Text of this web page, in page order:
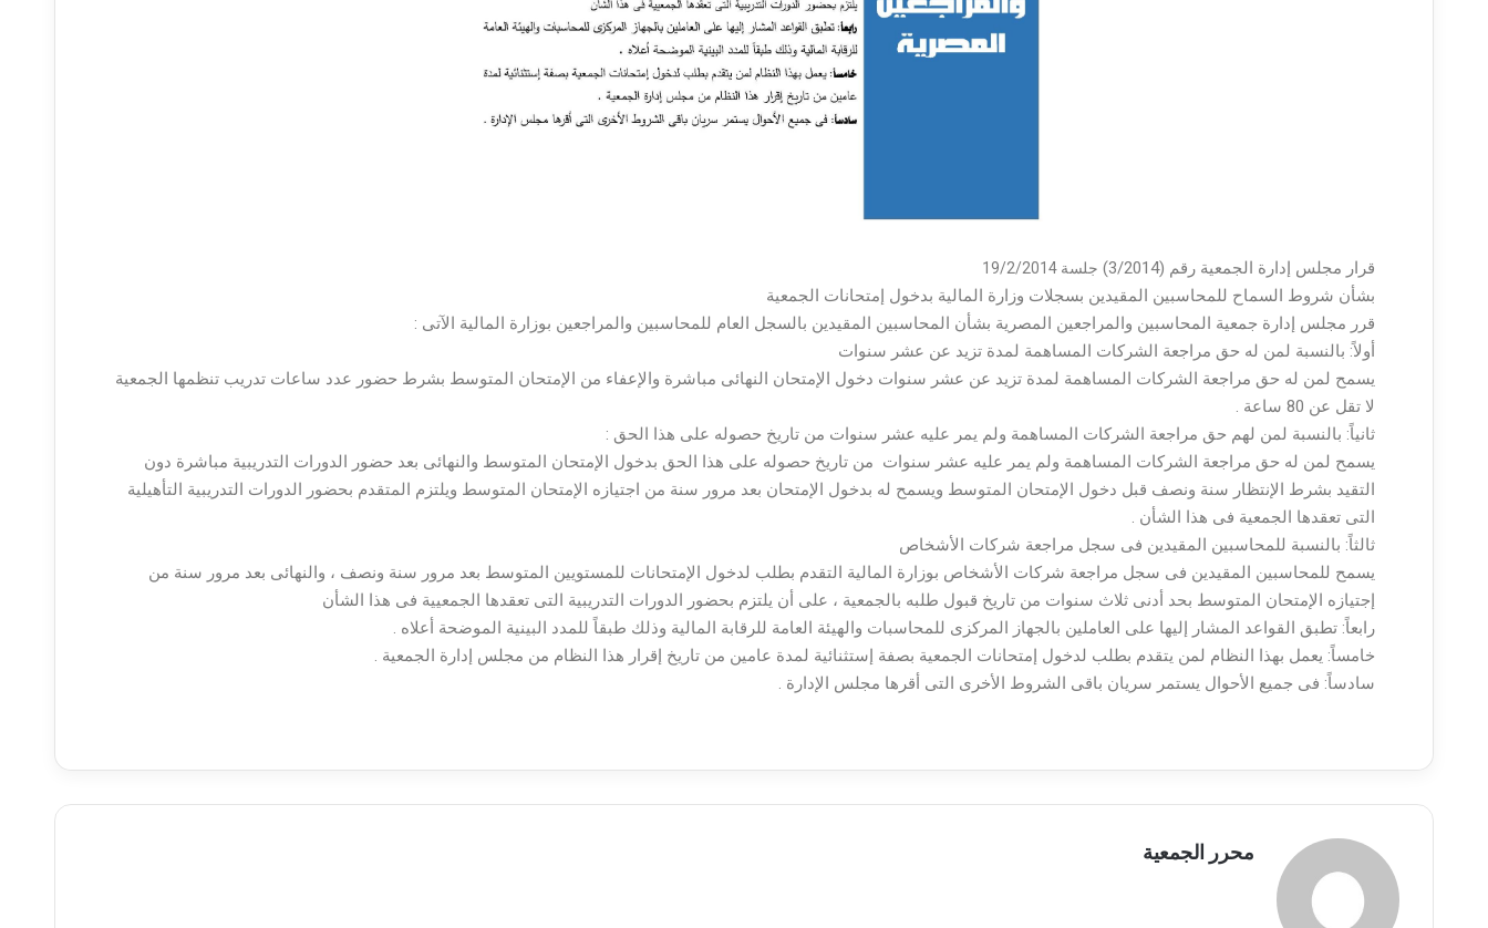
قرار مجلس إدارة الجمعية رقم (3/2014) جلسة 19/2/2014
بشأن شروط السماح للمحاسبين المقيدين بسجلات وزارة المالية بدخول إمتحانات الجمعية
قرر مجلس إدارة جمعية المحاسبين والمراجعين المصرية بشأن المحاسبين المقيدين بالسجل العام للمحاسبين والمراجعين بوزارة المالية الآتى :
أولاً: بالنسبة لمن له حق مراجعة الشركات المساهمة لمدة تزيد عن عشر سنوات
يسمح لمن له حق مراجعة الشركات المساهمة لمدة تزيد عن عشر سنوات دخول الإمتحان النهائى مباشرة والإعفاء من الإمتحان المتوسط بشرط حضور عدد ساعات تدريب تنظمها الجمعية
لا تقل عن 80 ساعة .
ثانياً: بالنسبة لمن لهم حق مراجعة الشركات المساهمة ولم يمر عليه عشر سنوات من تاريخ حصوله على هذا الحق :
يسمح لمن له حق مراجعة الشركات المساهمة ولم يمر عليه عشر سنوات من تاريخ حصوله على هذا الحق بدخول الإمتحان المتوسط والنهائى بعد حضور الدورات التدريبية مباشرة دون
التقيد بشرط الإنتظار سنة ونصف قبل دخول الإمتحان المتوسط ويسمح له بدخول الإمتحان بعد مرور سنة من اجتيازه الإمتحان المتوسط ويلتزم المتقدم بحضور الدورات التدريبية التأهيلية
التى تعقدها الجمعية فى هذا الشأن .
ثالثاً: بالنسبة للمحاسبين المقيدين فى سجل مراجعة شركات الأشخاص
يسمح للمحاسبين المقيدين فى سجل مراجعة شركات الأشخاص بوزارة المالية التقدم بطلب لدخول الإمتحانات للمستويين المتوسط بعد مرور سنة ونصف ، والنهائى بعد مرور سنة من
إجتيازه الإمتحان المتوسط بحد أدنى ثلاث سنوات من تاريخ قبول طلبه بالجمعية ، على أن يلتزم بحضور الدورات التدريبية التى تعقدها الجمعيية فى هذا الشأن
رابعاً: تطبق القواعد المشار إليها على العاملين بالجهاز المركزى للمحاسبات والهيئة العامة للرقابة المالية وذلك طبقاً للمدد البينية الموضحة أعلاه .
خامساً: يعمل بهذا النظام لمن يتقدم بطلب لدخول إمتحانات الجمعية بصفة إستثنائية لمدة عامين من تاريخ إقرار هذا النظام من مجلس إدارة الجمعية .
سادساً: فى جميع الأحوال يستمر سريان باقى الشروط الأخرى التى أقرها مجلس الإدارة .
محرر الجمعية